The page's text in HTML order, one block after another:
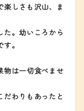
しさも沢山、ま
た。幼いころから
。
物は一切食べませ
わりもあったと